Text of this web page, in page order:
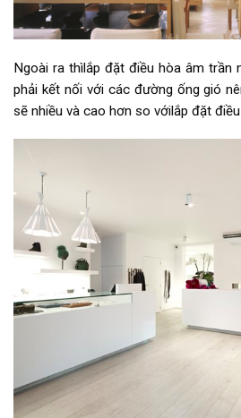
Ngoài ra thìlắp đặt điều hòa âm trần
phải kết nối với các đường ống gió
sẽ nhiều và cao hơn so vớilắp đặt